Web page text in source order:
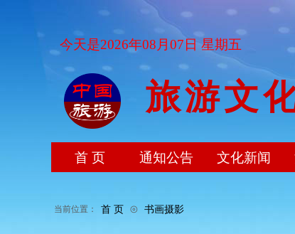
旅游文
首 页 ⊙ 书画摄影
当前位置：
首 页 通知公告 文化新闻
今天是2026年08月07日 星期五